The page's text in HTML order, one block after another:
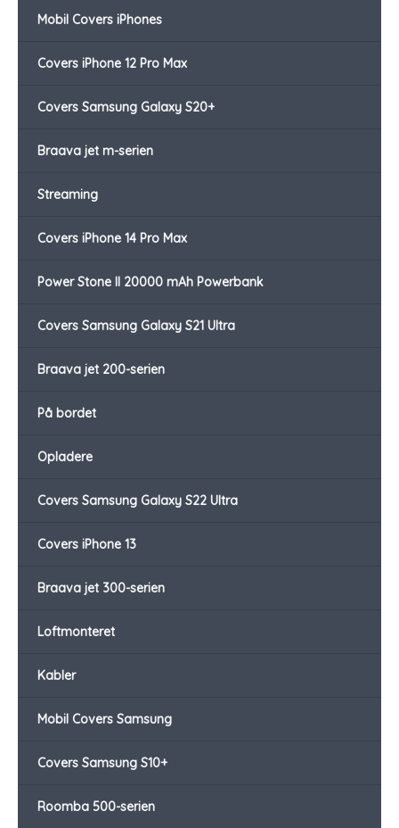
Mobil Covers iPhones
Covers iPhone 12 Pro Max
Covers Samsung Galaxy S20+
Braava jet m-serien
Streaming
Covers iPhone 14 Pro Max
Power Stone II 20000 mAh Powerbank
Covers Samsung Galaxy S21 Ultra
Braava jet 200-serien
På bordet
Opladere
Covers Samsung Galaxy S22 Ultra
Covers iPhone 13
Braava jet 300-serien
Loftmonteret
Kabler
Mobil Covers Samsung
Covers Samsung S10+
Roomba 500-serien